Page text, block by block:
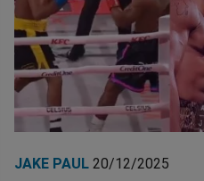
JAKE PAUL 20/12/2025